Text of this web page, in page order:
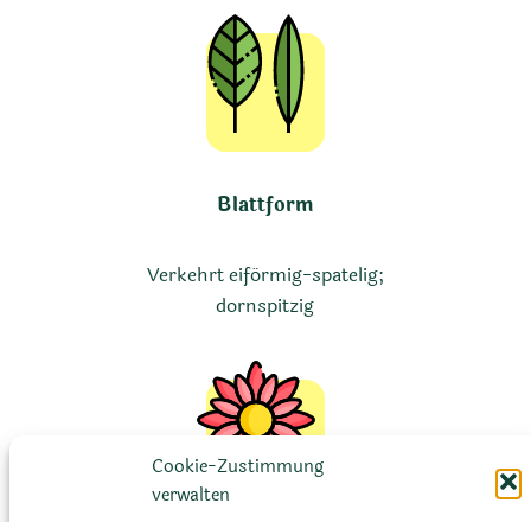
Cookie-Zustimmung
verwalten
Blattform
Verkehrt eiförmig-spatelig;
dornspitzig